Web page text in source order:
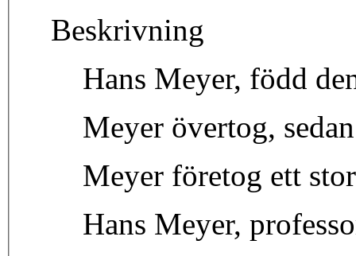
Beskrivning
Hans Meyer, född
Meyer övertog,
Meyer företog ett
Hans Meyer,